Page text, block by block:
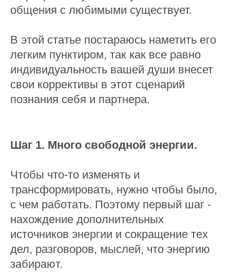
общения с любимыми существует.
В этой статье постараюсь наметить его
легким пунктиром, так как все равно
индивидуальность вашей души внесет
свои коррективы в этот сценарий
познания себя и партнера.
Шаг 1. Много свободной энергии.
Чтобы что-то изменять и
трансформировать, нужно чтобы было,
с чем работать. Поэтому первый шаг -
нахождение дополнительных
источников энергии и сокращение тех
дел, разговоров, мыслей, что энергию
забирают.